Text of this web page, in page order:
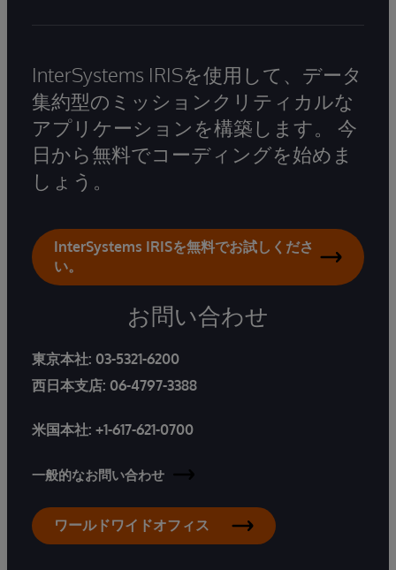
InterSystems IRISを使用して、データ
集約型のミッションクリティカルな
アプリケーションを構築します。 今
日から無料でコーディングを始めま
しょう。
InterSystems IRISを無料でお試しくださ
い。
お問い合わせ
東京本社: 03-5321-6200
西日本支店: 06-4797-3388
米国本社: +1-617-621-0700
一般的なお問い合わせ
ワールドワイドオフィス